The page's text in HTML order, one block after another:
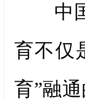
中国
育不仅
育”融